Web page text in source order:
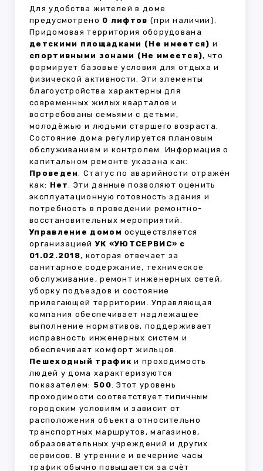
Для удобства жителей в доме
предусмотрено 0 лифтов (при наличии).
Придомовая территория оборудована
детскими площадками (Не имеется) и
спортивными зонами (Не имеется), что
формирует базовые условия для отдыха и
физической активности. Эти элементы
благоустройства характерны для
современных жилых кварталов и
востребованы семьями с детьми,
молодёжью и людьми старшего возраста.
Состояние дома регулируется плановым
обслуживанием и контролем. Информация о
капитальном ремонте указана как:
Проведен. Статус по аварийности отражён
как: Нет. Эти данные позволяют оценить
эксплуатационную готовность здания и
потребность в проведении ремонтно-
восстановительных мероприятий.
Управление домом осуществляется
организациейУК «УЮТСЕРВИС» с
01.02.2018, которая отвечает за
санитарное содержание, техническое
обслуживание, ремонт инженерных сетей,
уборку подъездов и состояние
прилегающей территории. Управляющая
компания обеспечивает надлежащее
выполнение нормативов, поддерживает
исправность инженерных систем и
обеспечивает комфорт жильцов.
Пешеходный трафик и проходимость
людей у дома характеризуются
показателем: 500. Этот уровень
проходимости соответствует типичным
городским условиям и зависит от
расположения объекта относительно
транспортных маршрутов, магазинов,
образовательных учреждений и других
сервисов. В утренние и вечерние часы
трафик обычно повышается за счёт